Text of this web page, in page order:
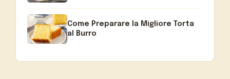
Come Preparare la Migliore Torta
al Burro